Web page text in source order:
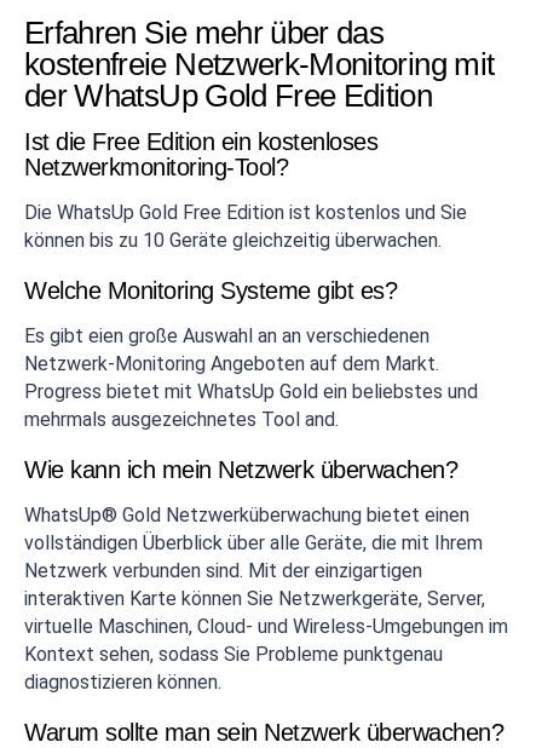
Erfahren Sie mehr über das
kostenfreie Netzwerk-Monitoring mit
der WhatsUp Gold Free Edition
Ist die Free Edition ein kostenloses
Netzwerkmonitoring-Tool?
Die WhatsUp Gold Free Edition ist kostenlos und Sie
können bis zu 10 Geräte gleichzeitig überwachen.
Welche Monitoring Systeme gibt es?
Es gibt eien große Auswahl an an verschiedenen
Netzwerk-Monitoring Angeboten auf dem Markt.
Progress bietet mit WhatsUp Gold ein beliebstes und
mehrmals ausgezeichnetes Tool and.
Wie kann ich mein Netzwerk überwachen?
WhatsUp® Gold Netzwerküberwachung bietet einen
vollständigen Überblick über alle Geräte, die mit Ihrem
Netzwerk verbunden sind. Mit der einzigartigen
interaktiven Karte können Sie Netzwerkgeräte, Server,
virtuelle Maschinen, Cloud- und Wireless-Umgebungen im
Kontext sehen, sodass Sie Probleme punktgenau
diagnostizieren können.
Warum sollte man sein Netzwerk überwachen?